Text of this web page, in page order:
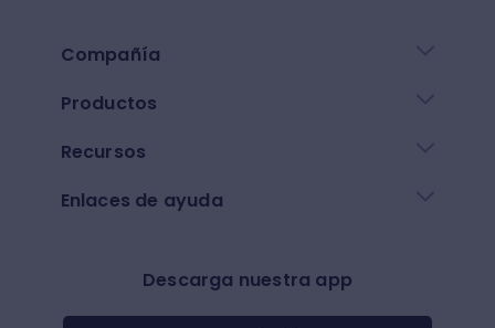
Compañía
Productos
Recursos
Enlaces de ayuda
Descarga nuestra app